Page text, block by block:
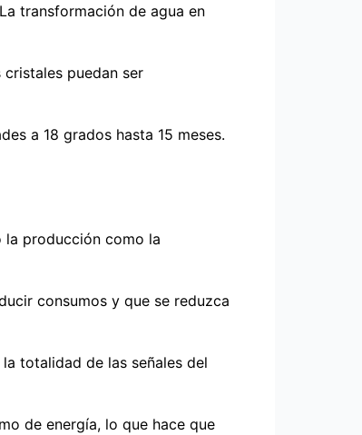
transformación de agua en
puedan ser
a 18 grados hasta 15 meses.
la producción como la
consumos y que se reduzca
totalidad de las señales del
de energía, lo que hace que